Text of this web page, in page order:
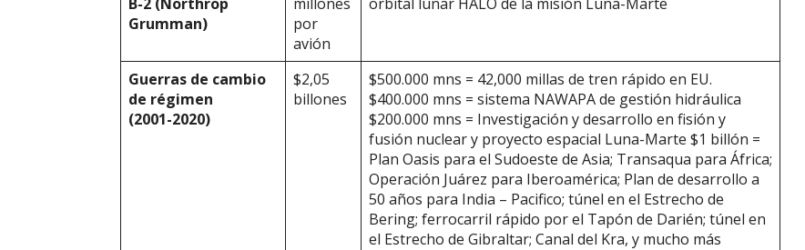
Grumman)
por
avión
Guerras de cambio
de régimen
(2001-2020)
$2,05
billones
$500.000 mns = 42,000 millas de tren rápido en EU.
$400.000 mns = sistema NAWAPA de gestión hidráulica
$200.000 mns = Investigación y desarrollo en fisión y
fusión nuclear y proyecto espacial Luna-Marte $1 billón =
Plan Oasis para el Sudoeste de Asia; Transaqua para África;
Operación Juárez para Iberoamérica; Plan de desarrollo a
50 años para India – Pacifico; túnel en el Estrecho de
Bering; ferrocarril rápido por el Tapón de Darién; túnel en
el Estrecho de Gibraltar; Canal del Kra, y mucho más